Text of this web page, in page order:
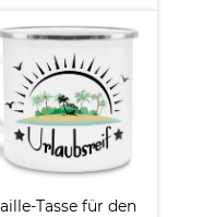
Tasse für den